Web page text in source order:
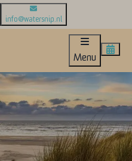
info@watersnip.nl
Menu